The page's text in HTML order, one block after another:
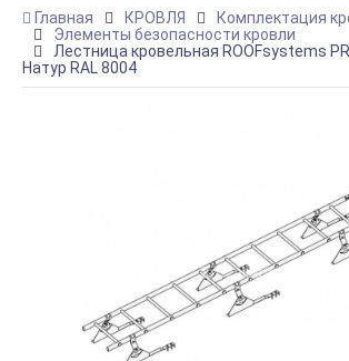
Главная КРОВЛЯ
Комплектация
Элементы безопасности кровли
Лестница кровельная ROOFsystems
Натур RAL 8004